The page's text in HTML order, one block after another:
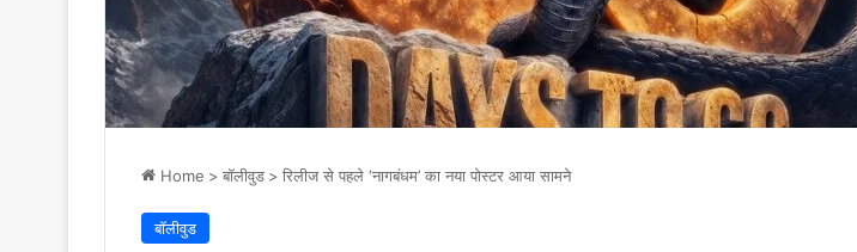
Home > बॉलीवुड > रिलीज से पहले ‘नागबंधम’ का नया पोस्टर आया सामने
बॉलीवुड